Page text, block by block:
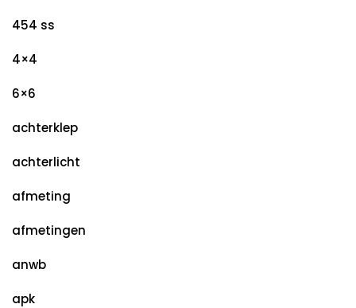
454 ss
4×4
6×6
achterklep
achterlicht
afmeting
afmetingen
anwb
apk